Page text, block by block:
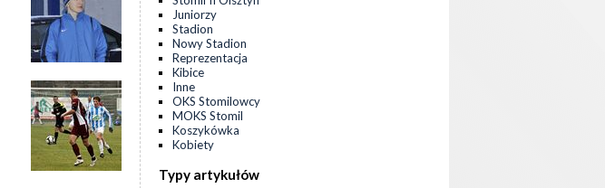
Juniorzy
Stadion
Nowy Stadion
Reprezentacja
Kibice
Inne
OKS Stomilowcy
MOKS Stomil
Koszykówka
Kobiety
Typy artykułów